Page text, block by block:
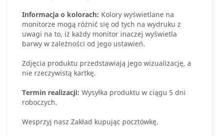
Informacja o kolorach: Kolory wyświetlane na
monitorze mogą różnić się od tych na wydruku z
uwagi na to, iż każdy monitor inaczej wyświetla
barwy w zależności od jego ustawień.
Zdjęcia produktu przedstawiają jego wizualizację, a
nie rzeczywistą kartkę.
Termin realizacji: Wysyłka produktu w ciągu 5 dni
roboczych.
Wesprzyj nasz Zakład kupując pocztówkę.